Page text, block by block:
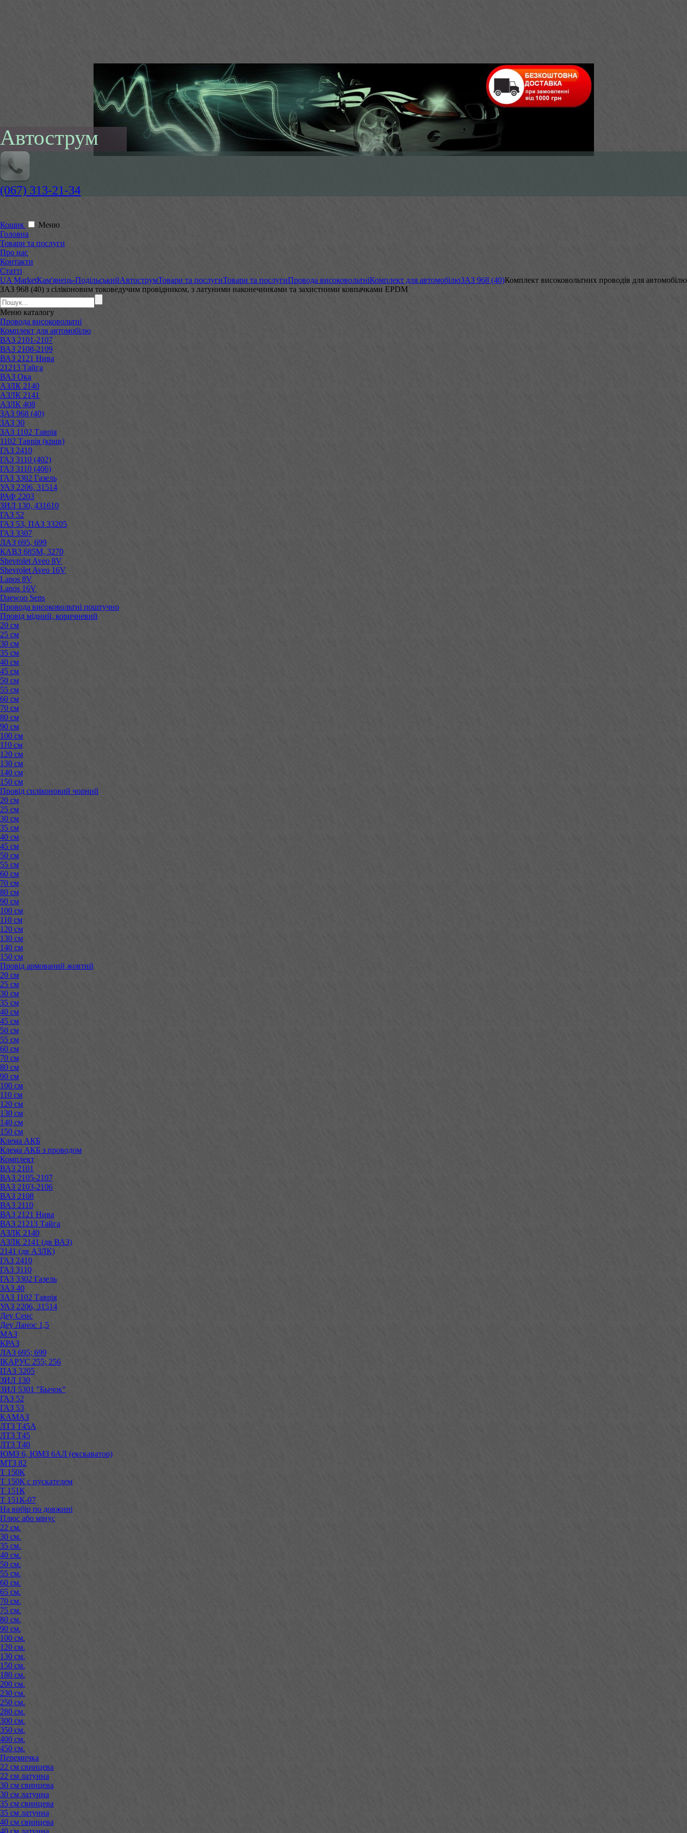
Автострум
(067) 313-21-34
Кошик
Меню
Головна
Товари та послуги
Про нас
Контакти
Статті
UA MarketКам'янець-ПодільськийАвтострумТовари та послугиТовари та послугиПровода високовольтніКомплект для автомобілюЗАЗ 968 (40)Комплект високовольтних проводів для автомобілю
ЗАЗ 968 (40) з сіліконовим токоведучим провідником, з латуними наконечниками та захистними ковпачками EPDM
Меню каталогу
Провода високовольтні
Комплект для автомобілю
ВАЗ 2101-2107
ВАЗ 2108-2109
ВАЗ 2121 Нива
21213 Тайга
ВАЗ Ока
АЗЛК 2140
АЗЛК 2141
АЗЛК 408
ЗАЗ 968 (40)
ЗАЗ 30
ЗАЗ 1102 Таврія
1102 Таврія (крив)
ГАЗ 2410
ГАЗ 3110 (402)
ГАЗ 3110 (406)
ГАЗ 3302 Газель
УАЗ 2206, 31514
РАФ 2203
ЗИЛ 130, 431610
ГАЗ 52
ГАЗ 53, ПАЗ 33205
ГАЗ 3307
ЛАЗ 695, 699
КАВЗ 685М, 3270
Shevrolet Aveo 8V
Shevrolet Aveo 16V
Lanos 8V
Lanos 16V
Daewoo Sens
Провода високовольтні поштучно
Провід мідний, коричневий
20 см
25 см
30 см
35 см
40 см
45 см
50 см
55 см
60 см
70 см
80 см
90 см
100 см
110 см
120 см
130 см
140 см
150 см
Провід силіконовий чорний
20 см
25 см
30 см
35 см
40 см
45 см
50 см
55 см
60 см
70 см
80 см
90 см
100 см
110 см
120 см
130 см
140 см
150 см
Провід армований жовтий
20 см
25 см
30 см
35 см
40 см
45 см
50 см
55 см
60 см
70 см
80 см
90 см
100 см
110 см
120 см
130 см
140 см
150 см
Клема АКБ
Клема АКБ з проводом
Комплект
ВАЗ 2101
ВАЗ 2105-2107
ВАЗ 2103-2106
ВАЗ 2108
ВАЗ 2110
ВАЗ 2121 Нива
ВАЗ 21213 Тайга
АЗЛК 2140
АЗЛК 2141 (дв ВАЗ)
2141 (дв АЗЛК)
ГАЗ 2410
ГАЗ 3110
ГАЗ 3302 Газель
ЗАЗ 40
ЗАЗ 1102 Таврія
УАЗ 2206, 31514
Деу Сенс
Деу Ланос 1,5
МАЗ
КРАЗ
ЛАЗ 695; 699
ІКАРУС 255; 256
ПАЗ 3205
ЗИЛ 130
ЗИЛ 5301 "Бычок"
ГАЗ 52
ГАЗ 53
КАМАЗ
ЛТЗ Т45А
ЛТЗ Т45
ЛТЗ Т40
ЮМЗ 6, ЮМЗ 6АЛ (екскаватор)
МТЗ 82
Т 150К
Т 150К с пускателем
Т 151К
Т 151К-07
На вибір по довжині
Плюс або мінус
22 см.
30 см.
35 см.
40 см.
50 см.
55 см.
60 см.
65 см.
70 см.
75 см.
80 см.
90 см.
100 см.
120 см.
130 см.
150 см.
180 см.
200 см.
230 см.
250 см.
280 см.
300 см.
350 см.
400 см.
450 см.
Перемичка
22 см свинцева
22 см латунна
30 см свинцева
30 см латунна
35 см свинцева
35 см латунна
40 см свинцева